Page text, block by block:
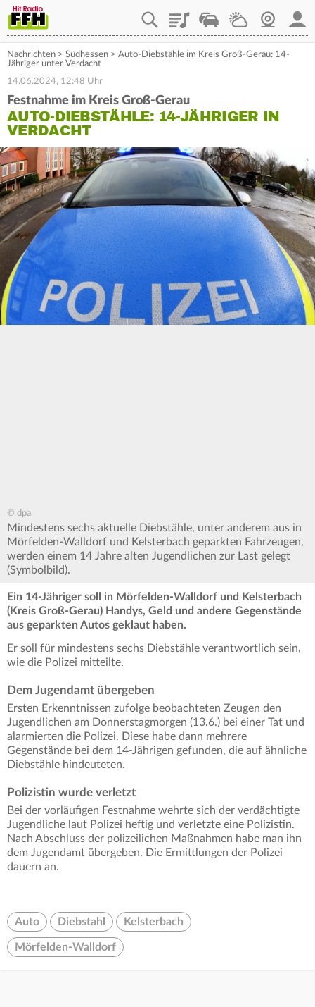
PlaylistStaupilotWetterWebcam
Nachrichten > Südhessen > Auto-Diebstähle im Kreis Groß-Gerau: 14-
Jähriger unter Verdacht
14.06.2024, 12:48 Uhr
Festnahme im Kreis Groß-Gerau
AUTO-DIEBSTÄHLE: 14-JÄHRIGER IN
VERDACHT
© dpa
Mindestens sechs aktuelle Diebstähle, unter anderem aus in
Mörfelden-Walldorf und Kelsterbach geparkten Fahrzeugen,
werden einem 14 Jahre alten Jugendlichen zur Last gelegt
(Symbolbild).
Ein 14-Jähriger soll in Mörfelden-Walldorf und Kelsterbach
(Kreis Groß-Gerau) Handys, Geld und andere Gegenstände
aus geparkten Autos geklaut haben.
Er soll für mindestens sechs Diebstähle verantwortlich sein,
wie die Polizei mitteilte.
Dem Jugendamt übergeben
Ersten Erkenntnissen zufolge beobachteten Zeugen den
Jugendlichen am Donnerstagmorgen (13.6.) bei einer Tat und
alarmierten die Polizei. Diese habe dann mehrere
Gegenstände bei dem 14-Jährigen gefunden, die auf ähnliche
Diebstähle hindeuteten.
Polizistin wurde verletzt
Bei der vorläufigen Festnahme wehrte sich der verdächtigte
Jugendliche laut Polizei heftig und verletzte eine Polizistin.
Nach Abschluss der polizeilichen Maßnahmen habe man ihn
dem Jugendamt übergeben. Die Ermittlungen der Polizei
dauern an.
Auto Diebstahl Kelsterbach
Mörfelden-Walldorf